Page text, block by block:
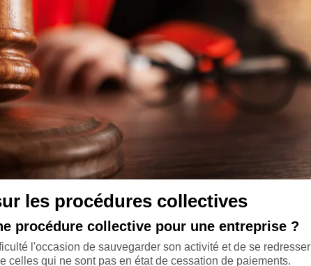
les procédures collectives
procédure collective pour une entreprise ?
l'occasion de sauvegarder son activité et de se redresser
celles qui ne sont pas en état de cessation de paiements.